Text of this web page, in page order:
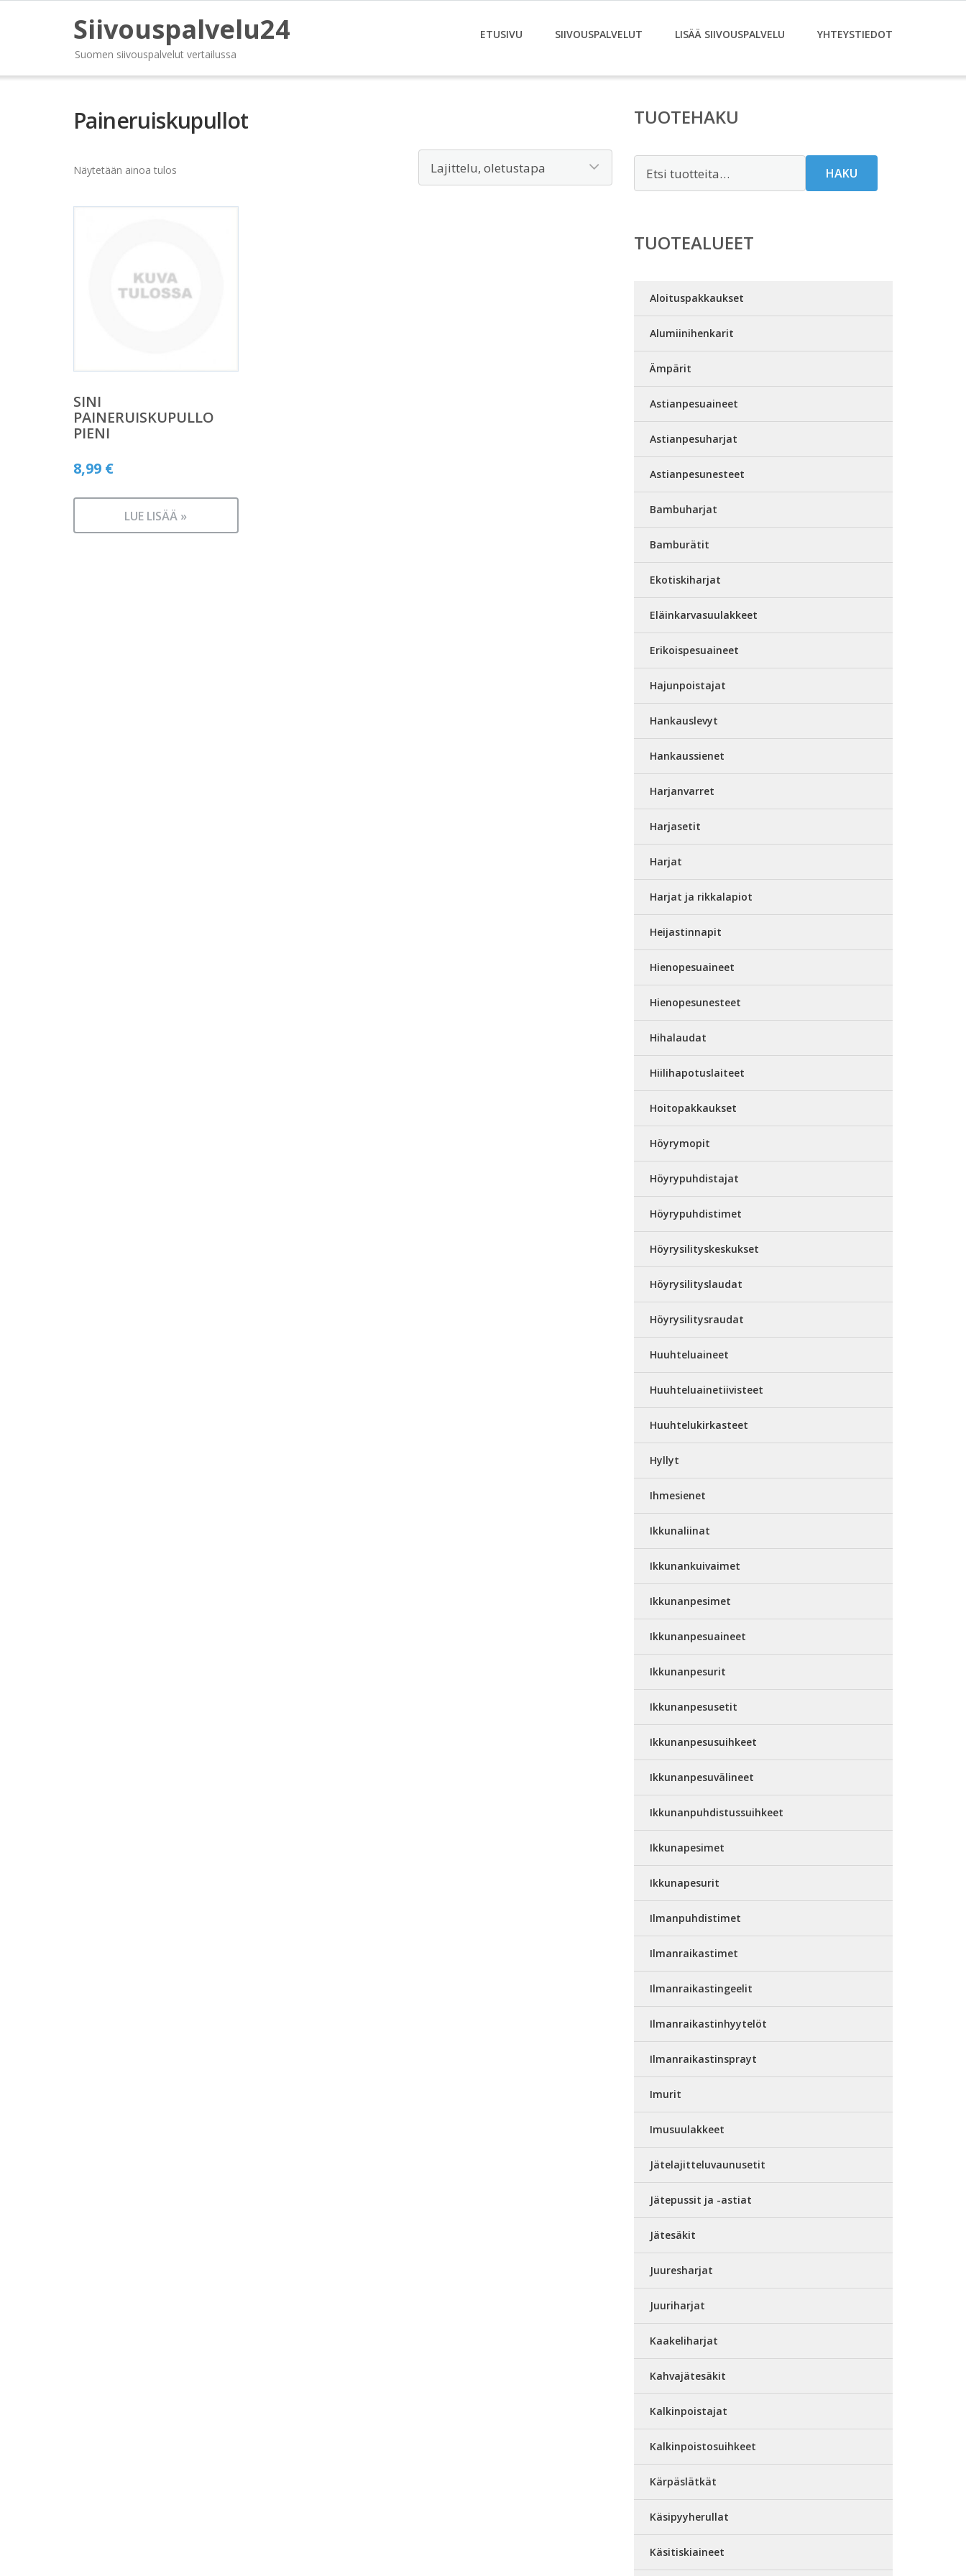
Siivouspalvelu24
Suomen siivouspalvelut vertailussa
ETUSIVU SIIVOUSPALVELUT LISÄÄ SIIVOUSPALVELU YHTEYSTIEDOT
Paineruiskupullot
Näytetään ainoa tulos
SINI
PAINERUISKUPULLO
PIENI
8,99 €
LUE LISÄÄ »
TUOTEHAKU
HAKU
TUOTEALUEET
Aloituspakkaukset
Alumiinihenkarit
Ämpärit
Astianpesuaineet
Astianpesuharjat
Astianpesunesteet
Bambuharjat
Bamburätit
Ekotiskiharjat
Eläinkarvasuulakkeet
Erikoispesuaineet
Hajunpoistajat
Hankauslevyt
Hankaussienet
Harjanvarret
Harjasetit
Harjat
Harjat ja rikkalapiot
Heijastinnapit
Hienopesuaineet
Hienopesunesteet
Hihalaudat
Hiilihapotuslaiteet
Hoitopakkaukset
Höyrymopit
Höyrypuhdistajat
Höyrypuhdistimet
Höyrysilityskeskukset
Höyrysilityslaudat
Höyrysilitysraudat
Huuhteluaineet
Huuhteluainetiivisteet
Huuhtelukirkasteet
Hyllyt
Ihmesienet
Ikkunaliinat
Ikkunankuivaimet
Ikkunanpesimet
Ikkunanpesuaineet
Ikkunanpesurit
Ikkunanpesusetit
Ikkunanpesusuihkeet
Ikkunanpesuvälineet
Ikkunanpuhdistussuihkeet
Ikkunapesimet
Ikkunapesurit
Ilmanpuhdistimet
Ilmanraikastimet
Ilmanraikastingeelit
Ilmanraikastinhyytelöt
Ilmanraikastinsprayt
Imurit
Imusuulakkeet
Jätelajitteluvaunusetit
Jätepussit ja -astiat
Jätesäkit
Juuresharjat
Juuriharjat
Kaakeliharjat
Kahvajätesäkit
Kalkinpoistajat
Kalkinpoistosuihkeet
Kärpäslätkät
Käsipyyherullat
Käsitiskiaineet